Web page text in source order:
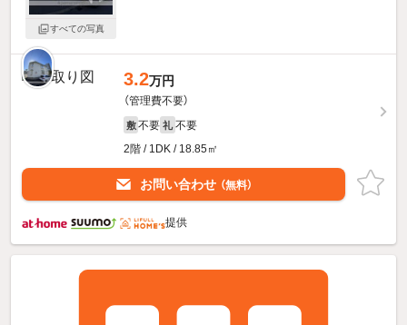
すべての写真
3.2万円
（管理費不要）
敷 不要 礼 不要
2階 / 1DK / 18.85㎡
お問い合わせ （無料）
提供